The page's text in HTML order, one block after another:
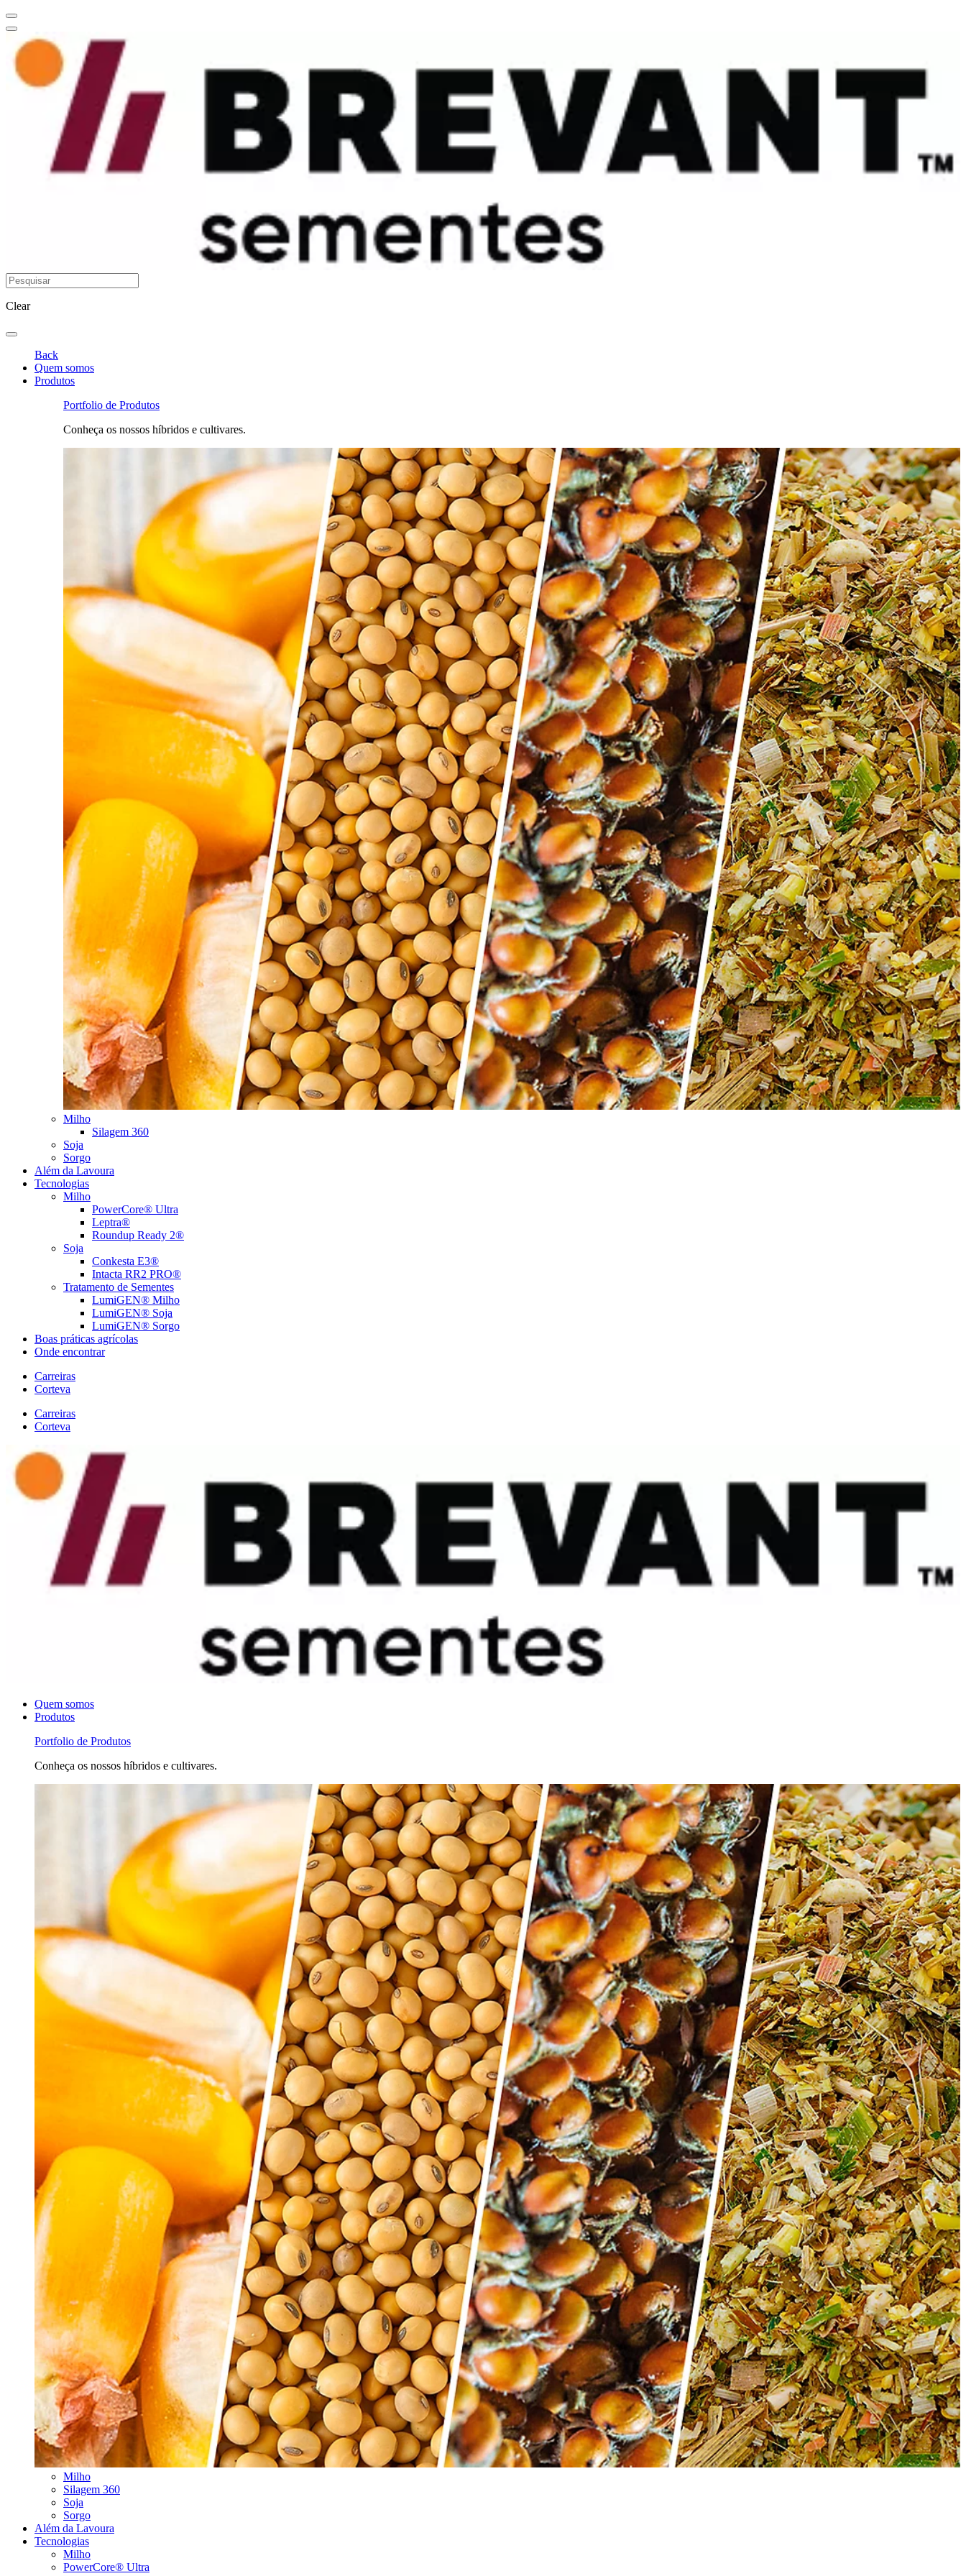
Clear
Back
Quem somos
Produtos
Portfolio de Produtos
Conheça os nossos híbridos e cultivares.
Milho
Silagem 360
Soja
Sorgo
Além da Lavoura
Tecnologias
Milho
PowerCore® Ultra
Leptra®
Roundup Ready 2®
Soja
Conkesta E3®
Intacta RR2 PRO®
Tratamento de Sementes
LumiGEN® Milho
LumiGEN® Soja
LumiGEN® Sorgo
Boas práticas agrícolas
Onde encontrar
Carreiras
Corteva
Carreiras
Corteva
Quem somos
Produtos
Portfolio de Produtos
Conheça os nossos híbridos e cultivares.
Milho
Silagem 360
Soja
Sorgo
Além da Lavoura
Tecnologias
Milho
PowerCore® Ultra